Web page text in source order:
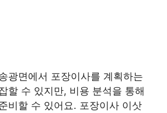
광면에서 포장이사를 계획하는
할 수 있지만, 비용 분석을 통해
비할 수 있어요. 포장이사 이삿